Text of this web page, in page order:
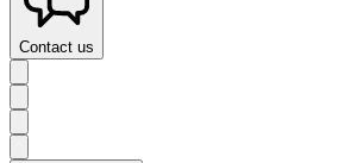
Contact us